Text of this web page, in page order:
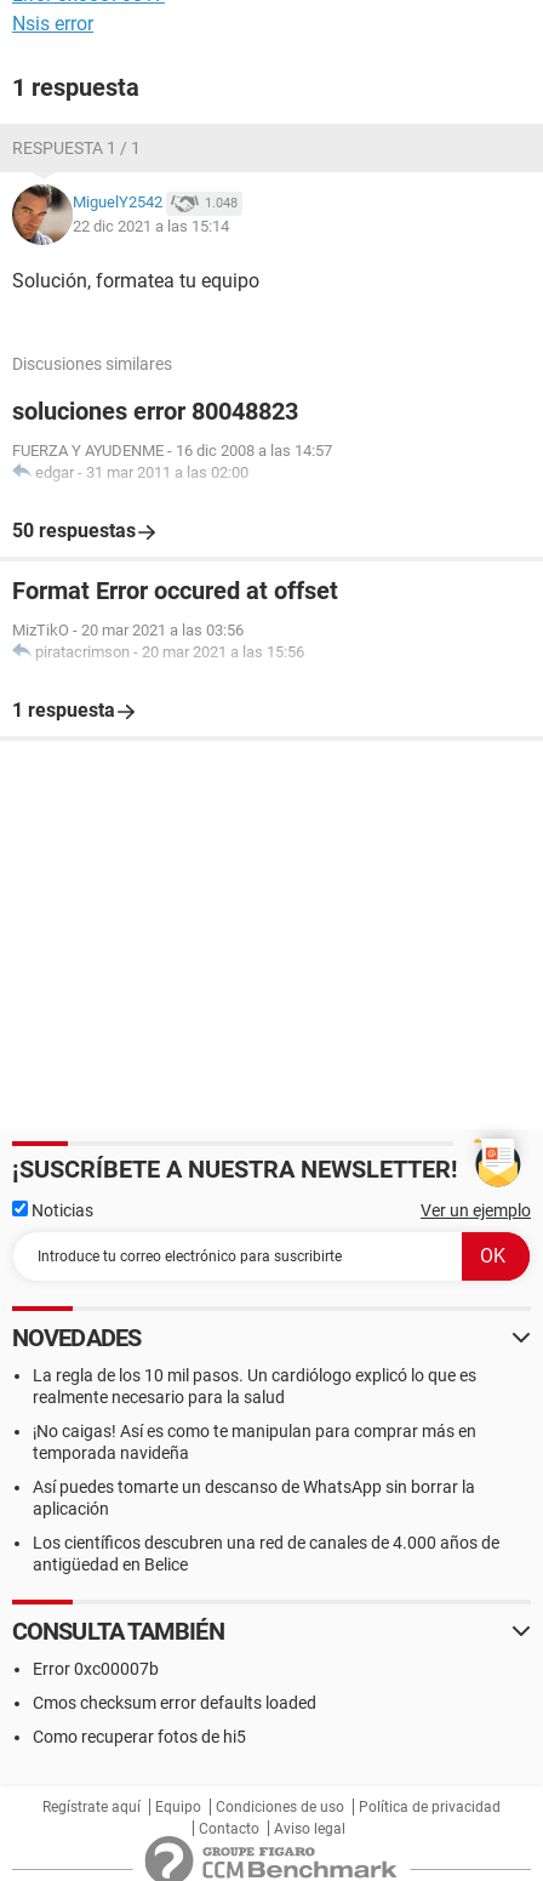
Nsis error
1 respuesta
RESPUESTA 1 / 1
MiguelY2542 1.048
22 dic 2021 a las 15:14
Solución, formatea tu equipo
Discusiones similares
soluciones error 80048823
FUERZA Y AYUDENME - 16 dic 2008 a las 14:57
edgar - 31 mar 2011 a las 02:00
50 respuestas
Format Error occured at offset
MizTikO - 20 mar 2021 a las 03:56
piratacrimson - 20 mar 2021 a las 15:56
1 respuesta
¡SUSCRÍBETE A NUESTRA NEWSLETTER!
Noticias Ver un ejemplo
NOVEDADES
La regla de los 10 mil pasos. Un cardiólogo explicó lo que es
realmente necesario para la salud
¡No caigas! Así es como te manipulan para comprar más en
temporada navideña
Así puedes tomarte un descanso de WhatsApp sin borrar la
aplicación
Los científicos descubren una red de canales de 4.000 años de
antigüedad en Belice
CONSULTA TAMBIÉN
Error 0xc00007b
Cmos checksum error defaults loaded
Como recuperar fotos de hi5
Regístrate aquí Equipo Condiciones de uso
Política de privacidad
Contacto
Aviso legal